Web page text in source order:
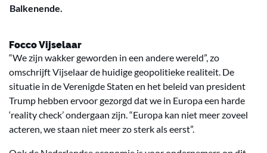
Balkenende.
Focco Vijselaar
“We zijn wakker geworden in een andere wereld”, zo
omschrijft Vijselaar de huidige geopolitieke realiteit. De
situatie in de Verenigde Staten en het beleid van president
Trump hebben ervoor gezorgd dat we in Europa een harde
‘reality check’ ondergaan zijn. “Europa kan niet meer zoveel
acteren, we staan niet meer zo sterk als eerst”.